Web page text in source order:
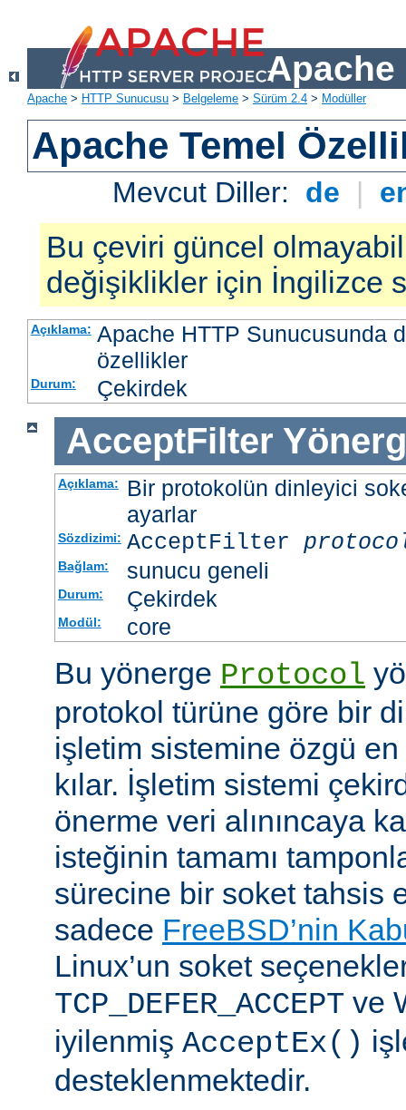
Apache
Apache > HTTP Sunucusu > Belgeleme > Sürüm 2.4 > Modüller
Apache Temel
Mevcut Diller: de |
Bu çeviri güncel
değişiklikler için İngilizce
Açıklama: Apache HTTP Sunucusunda
özellikler
Durum: Çekirdek
AcceptFilter
Açıklama:
Bir protokolün dinleyici
ayarlar
Sözdizimi: AcceptFilter
Bağlam: sunucu geneli
Durum: Çekirdek
Modül: core
Bu yönerge Protocol
protokol türüne göre bir
işletim sistemine özgü
kılar. İşletim sistemi
önerme veri alınıncaya
isteğinin tamamı
sürecine bir soket tahsis
sadece FreeBSD’nin
Linux’un soket
TCP_DEFER_ACCEPT ve
iyilenmiş AcceptEx()
desteklenmektedir.